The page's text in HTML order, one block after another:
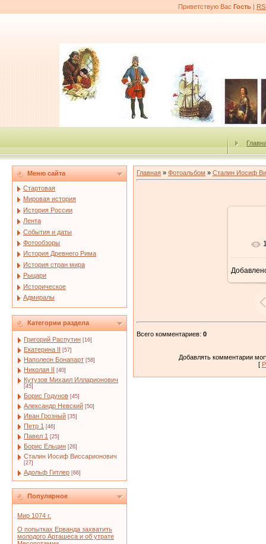
Приветствую Вас Гость |
Меню сайта
Стартовая
Мировая история
История России
Лента
События и даты
Фотообзоры
История Древнего Рима
История стран мира
Рыцари
Историческое
Адмиралы
Категории раздела
Григорий Распутин [16]
Екатерина II [57]
Наполеон Бонапарт [58]
Николая II [40]
Кутузов Михаил Илларионович
[45]
Борис Годунов [45]
Александр Невский [50]
Иван Грозный [35]
Петр 1 [46]
Павел 1 [25]
Борис Ельцин [26]
Сталин Иосиф Виссарионович
[27]
Адольф Гитлер [66]
Популярное
Мир 1074 г.
О попытках Ерванда захватить
молодого Арташеса и об утрате
Главная » Фотоальбом » Сталин Иосиф
Всего комментариев: 0
Добавлять комментарии
[